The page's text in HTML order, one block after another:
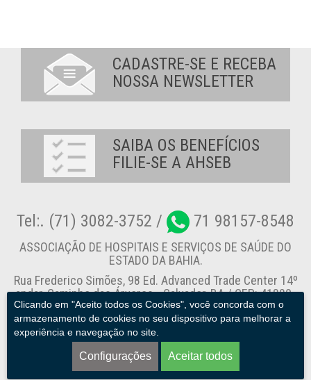
Clicando em "Aceito todos os Cookies", você concorda com o
armazenamento de cookies no seu dispositivo para melhorar a
experiência e navegação no site.
Configurações Aceitar todos
CADASTRE-SE E RECEBA
NOSSA NEWSLETTER
SAIBA OS BENEFÍCIOS
FILIE-SE A AHSEB
Tel:. (71) 3082-3752 / 71 98157-8548
ASSOCIAÇÃO DE HOSPITAIS E SERVIÇOS DE SAÚDE DO
ESTADO DA BAHIA.
Rua Frederico Simões, 98 Ed. Advanced Trade Center 14º
andar, Caminho das Árvores - Salvador-BA / CEP: 41820-
774
Canal de Denúncia
AHSEB. © 2013 - 2026. Todos os direitos reservados.